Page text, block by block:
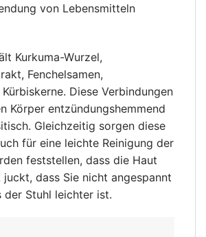
von Lebensmitteln
Kurkuma-Wurzel,
Fenchelsamen,
Diese Verbindungen
Körper entzündungshemmend
Gleichzeitig sorgen diese
für eine leichte Reinigung der
feststellen, dass die Haut
dass Sie nicht angespannt
der Stuhl leichter ist.